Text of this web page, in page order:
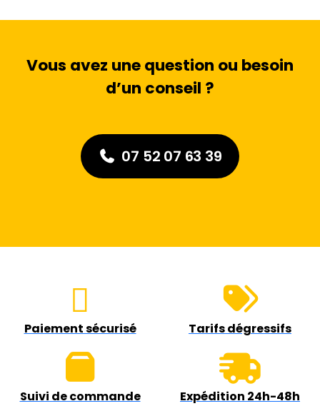
Vous avez une question ou besoin
d’un conseil ?
07 52 07 63 39
Paiement sécurisé Tarifs dégressifs
Suivi de commande Expédition 24h-48h